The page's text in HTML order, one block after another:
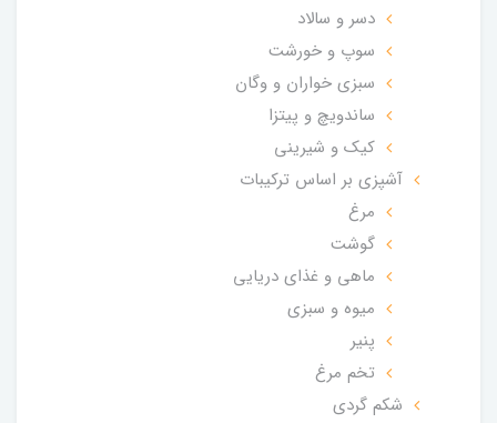
دسر و سالاد
سوپ و خورشت
سبزی خواران و وگان
ساندویچ و پیتزا
کیک و شیرینی
آشپزی بر اساس ترکیبات
مرغ
گوشت
ماهی و غذای دریایی
میوه و سبزی
پنیر
تخم مرغ
شکم گردی